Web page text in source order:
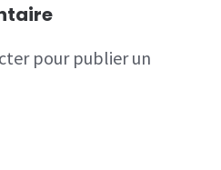
pour publier un